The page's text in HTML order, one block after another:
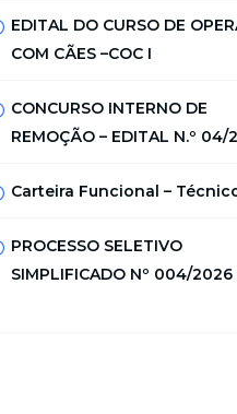
EDITAL DO CURSO DE
COM CÃES –COC I
CONCURSO INTERNO DE
REMOÇÃO – EDITAL N.º 04/
Carteira Funcional –
PROCESSO SELETIVO
SIMPLIFICADO Nº 004/2026